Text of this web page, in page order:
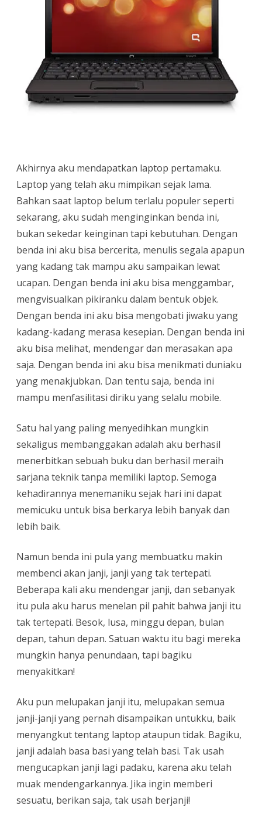
Akhirnya aku mendapatkan laptop pertamaku.
Laptop yang telah aku mimpikan sejak lama.
Bahkan saat laptop belum terlalu populer seperti
sekarang, aku sudah menginginkan benda ini,
bukan sekedar keinginan tapi kebutuhan. Dengan
benda ini aku bisa bercerita, menulis segala apapun
yang kadang tak mampu aku sampaikan lewat
ucapan. Dengan benda ini aku bisa menggambar,
mengvisualkan pikiranku dalam bentuk objek.
Dengan benda ini aku bisa mengobati jiwaku yang
kadang-kadang merasa kesepian. Dengan benda ini
aku bisa melihat, mendengar dan merasakan apa
saja. Dengan benda ini aku bisa menikmati duniaku
yang menakjubkan. Dan tentu saja, benda ini
mampu menfasilitasi diriku yang selalu mobile.
Satu hal yang paling menyedihkan mungkin
sekaligus membanggakan adalah aku berhasil
menerbitkan sebuah buku dan berhasil meraih
sarjana teknik tanpa memiliki laptop. Semoga
kehadirannya menemaniku sejak hari ini dapat
memicuku untuk bisa berkarya lebih banyak dan
lebih baik.
Namun benda ini pula yang membuatku makin
membenci akan janji, janji yang tak tertepati.
Beberapa kali aku mendengar janji, dan sebanyak
itu pula aku harus menelan pil pahit bahwa janji itu
tak tertepati. Besok, lusa, minggu depan, bulan
depan, tahun depan. Satuan waktu itu bagi mereka
mungkin hanya penundaan, tapi bagiku
menyakitkan!
Aku pun melupakan janji itu, melupakan semua
janji-janji yang pernah disampaikan untukku, baik
menyangkut tentang laptop ataupun tidak. Bagiku,
janji adalah basa basi yang telah basi. Tak usah
mengucapkan janji lagi padaku, karena aku telah
muak mendengarkannya. Jika ingin memberi
sesuatu, berikan saja, tak usah berjanji!